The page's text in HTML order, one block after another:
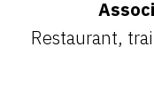
Restaurant,